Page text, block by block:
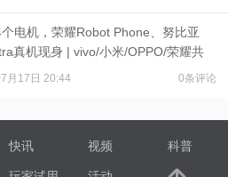
电机，荣耀Robot Phone、努比亚
真机现身 | vivo/小米/OPPO/荣耀共
机制
月17日 20:44 0条评论
快讯 视频 科普